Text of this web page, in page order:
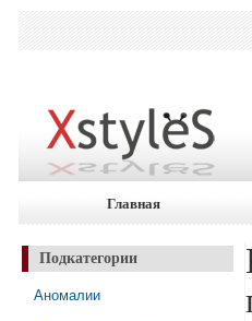
Главная
Подкатегории
Аномалии